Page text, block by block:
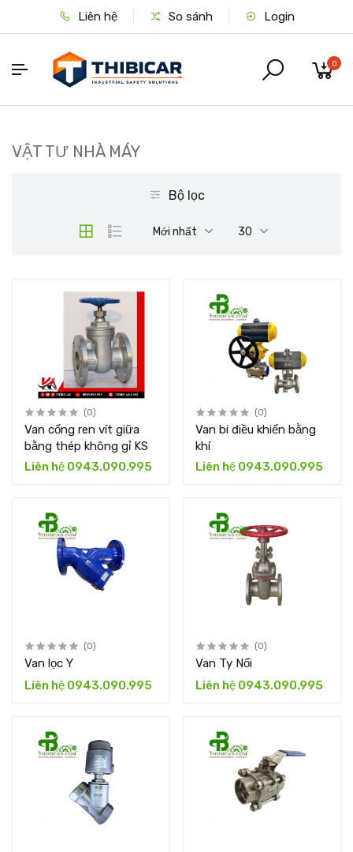
Liên hệ So sánh Login
0
VẬT TƯ NHÀ MÁY
Bộ lọc
Mới nhất 30
(0)
Van cổng ren vít giữa
bằng thép không gỉ KS
Liên hệ 0943.090.995
(0)
Van bi điều khiển bằng
khí
Liên hệ 0943.090.995
(0)
Van lọc Y
Liên hệ 0943.090.995
(0)
Van Ty Nổi
Liên hệ 0943.090.995